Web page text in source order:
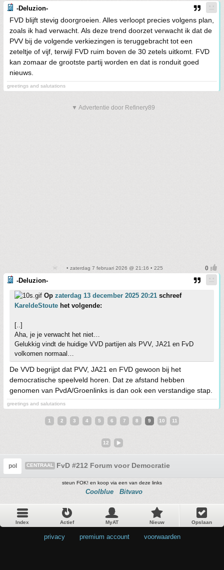
-Deluzion-
FVD blijft stevig doorgroeien. Alles verloopt precies volgens plan,
zoals ik had verwacht. Als deze trend doorzet verwacht ik dat de
PVV bij de volgende verkiezingen is teruggebracht tot een
zeteltje of vijf, terwijl FVD ruim boven de 30 zetels uitkomt. FVD
kan zomaar de grootste partij worden en dat is ronduit goed
nieuws.
greetings and salutations
▼ Advertentie door Refinery89
• zaterdag 7 februari 2026 @ 21:16 • 225
-Deluzion-
Op zaterdag 13 december 2025 20:21 schreef
KareldeStoute het volgende:
[..]
Aha, je je verwacht het niet…
Gelukkig vindt de huidige VVD partijen als PVV, JA21 en FvD
volkomen normaal…
De VVD begrijpt dat PVV, JA21 en FVD gewoon bij het
democratische speelveld horen. Dat ze afstand hebben
genomen van PvdA/Groenlinks is dan ook een verstandige stap.
greetings and salutations
1 2 3 4 5 6 7 8 9 10 11
12
pol CENTRAAL FvD #212 Forum voor Democratie
steun FOK! en koop via een van deze links
Coolblue Bitvavo
Index Actief MyAT Nieuw Opslaan
privacy premium account voorwaarden